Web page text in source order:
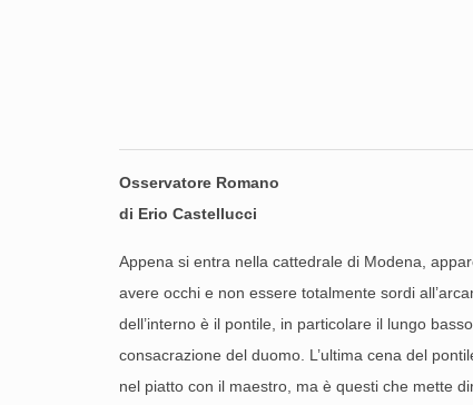
Osservatore Romano
di Erio Castellucci
Appena si entra nella cattedrale di Modena,
avere occhi e non essere totalmente sordi
dell’interno è il pontile, in particolare il lungo
consacrazione del duomo. L’ultima cena del
nel piatto con il maestro, ma è questi che mette